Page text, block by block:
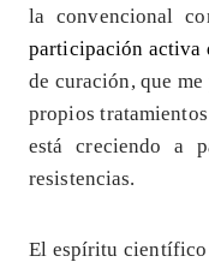
la convencional
participación activa
de curación, que
propios
está creciendo a
resistencias.
El espíritu científico